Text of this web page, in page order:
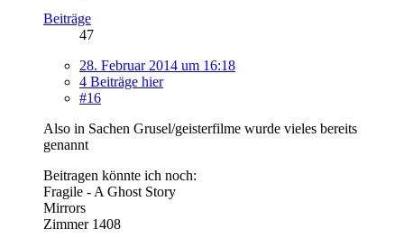
Beiträge
47
28. Februar 2014 um 16:18
4 Beiträge hier
#16
Also in Sachen Grusel/geisterfilme wurde vieles bereits
genannt
Beitragen könnte ich noch:
Fragile - A Ghost Story
Mirrors
Zimmer 1408